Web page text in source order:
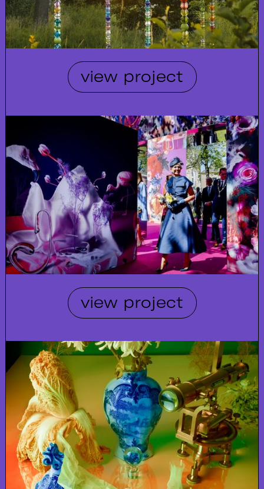
view project
view project